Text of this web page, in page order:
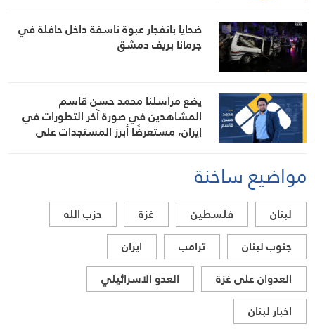
ضحايا بانفجار عبوة ناسفة داخل حافلة في
جرمانا بريف دمشق
يضع مراسلنا محمد حسن قاسم
المشاهدين في صورة آخر التطورات في
إيران، مستعرضًا أبرز المستجدات على
الصلة بالشأنين الداخلي والإقليميمواضيع ساخنة
لبنان فلسطين غزة
حزب الله
جنوب لبنان
ترامب
ايران
العدوان على غزة
العدو الاسرائيلي
اخبار لبنان